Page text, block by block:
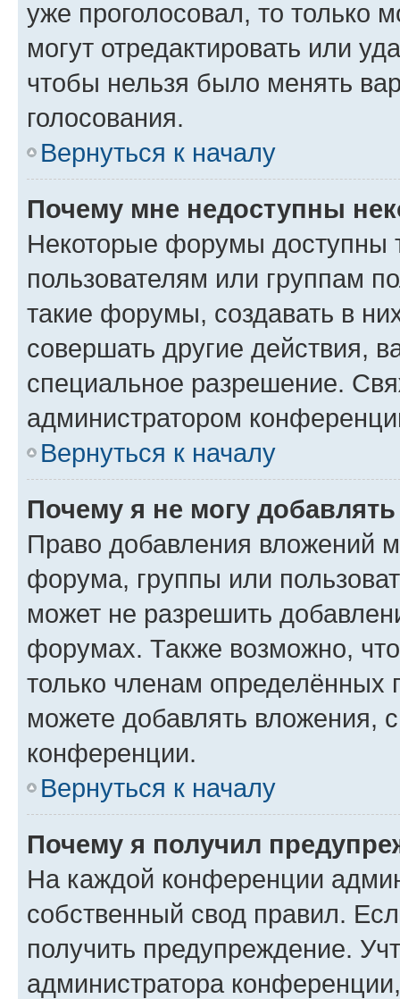
уже проголосовал, то только
могут отредактировать или
чтобы нельзя было менять
голосования.
Вернуться к началу
Почему мне недоступны
Некоторые форумы доступны
пользователям или группам
такие форумы, создавать в
совершать другие действия,
специальное разрешение.
администратором
Вернуться к началу
Почему я не могу
Право добавления вложений
форума, группы или
может не разрешить
форумах. Также возможно,
только членам определённых
можете добавлять вложения,
конференции.
Вернуться к началу
Почему я получил
На каждой конференции
собственный свод правил.
получить предупреждение.
администратора